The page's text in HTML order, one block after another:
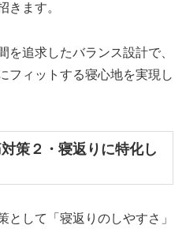
きます。
を追求したバランス設計で、
フィットする寝心地を実現し
策２・寝返りに特化し
として「寝返りのしやすさ」